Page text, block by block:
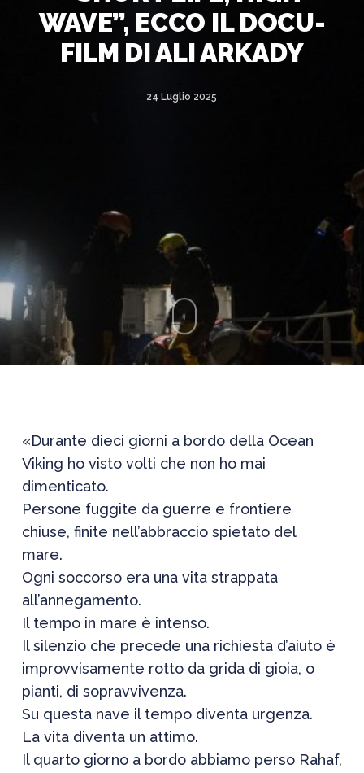
WAVE”, ECCO IL DOCU-
FILM DI ALI ARKADY
24 Luglio 2025
«Durante dieci giorni a bordo della Ocean
Viking ho visto volti che non ho mai
dimenticato.
Persone fuggite da guerre e frontiere
chiuse, finite nell’abbraccio spietato del
mare.
Ogni soccorso era una vita strappata
all’annegamento.
Il tempo in mare è intenso.
Il silenzio che precede una richiesta d’aiuto è
improvvisamente rotto da grida di gioia, o
pianti, di sopravvivenza.
Su questa nave il tempo diventa urgenza.
La vita diventa un attimo.
Il quarto giorno a bordo abbiamo perso Rahaf,